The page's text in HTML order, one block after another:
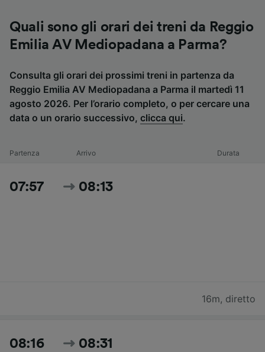
Quali sono gli orari dei treni da Reggio
Emilia AV Mediopadana a Parma?
Consulta gli orari dei prossimi treni in partenza da
Reggio Emilia AV Mediopadana a Parma il martedì 11
agosto 2026. Per l’orario completo, o per cercare una
data o un orario successivo, clicca qui.
Partenza Arrivo Durata
07:57 08:13
16m, diretto
08:16 08:31